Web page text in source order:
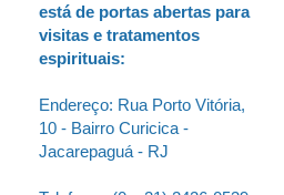
está de portas abertas para
visitas e tratamentos
espirituais:
Endereço: Rua Porto Vitória,
10 - Bairro Curicica -
Jacarepaguá - RJ